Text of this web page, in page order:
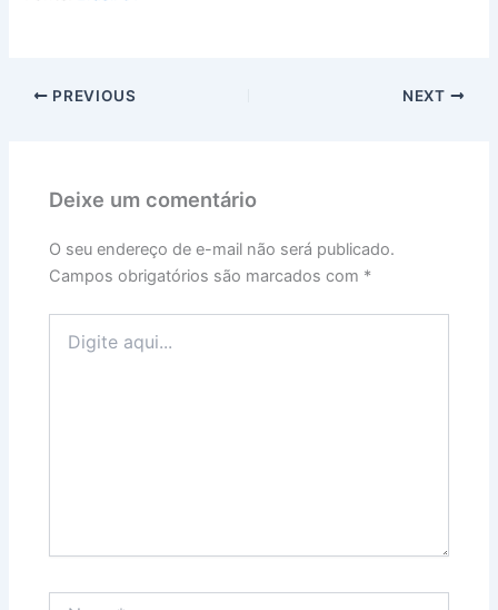
PREVIOUS NEXT
Deixe um comentário
O seu endereço de e-mail não será publicado.
Campos obrigatórios são marcados com *
aqui...